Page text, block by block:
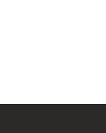
Se
Utilice